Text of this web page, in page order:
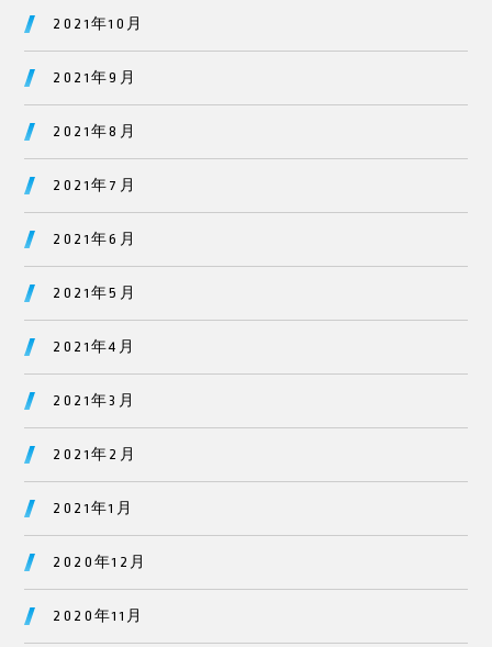
2021年10月
2021年9月
2021年8月
2021年7月
2021年6月
2021年5月
2021年4月
2021年3月
2021年2月
2021年1月
2020年12月
2020年11月